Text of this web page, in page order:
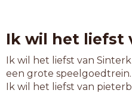
Ik wil het liefst
Ik wil het liefst van
een grote speelgoedtrein.
Ik wil het liefst van